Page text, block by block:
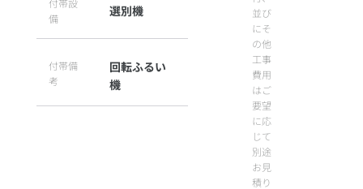
付帯設
備
選別機
付帯備
考
回転ふるい
機
並び
にそ
の他
工事
費用
はご
要望
に応
じて
別途
お見
積り